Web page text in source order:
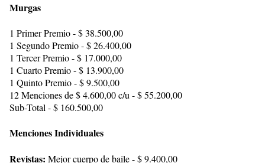
Murgas
1 Primer Premio - $ 38.500,00
1 Segundo Premio - $ 26.400,00
1 Tercer Premio - $ 17.000,00
1 Cuarto Premio - $ 13.900,00
1 Quinto Premio - $ 9.500,00
12 Menciones de $ 4.600,00 c/u - $ 55.200,00
Sub-Total - $ 160.500,00
Menciones Individuales
Revistas: Mejor cuerpo de baile - $ 9.400,00